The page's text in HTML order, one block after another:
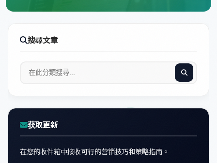
搜尋文章
获取更新
在您的收件箱中接收可行的营销技巧和策略指南。